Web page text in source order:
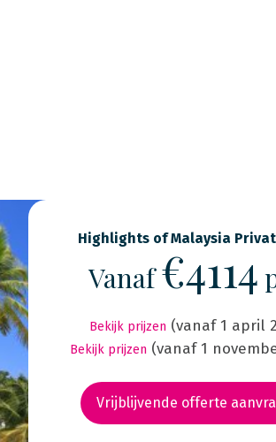
Highlights of Malaysia
Vanaf€4114
Bekijk prijzen (vanaf 1 april
Bekijk prijzen (vanaf 1
Vrijblijvende offerte